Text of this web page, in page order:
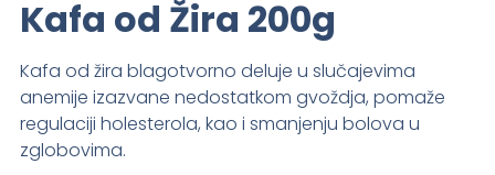
Kafa od Žira 200g
Kafa od žira blagotvorno deluje u slučajevima
anemije izazvane nedostatkom gvoždja, pomaže
regulaciji holesterola, kao i smanjenju bolova u
zglobovima.